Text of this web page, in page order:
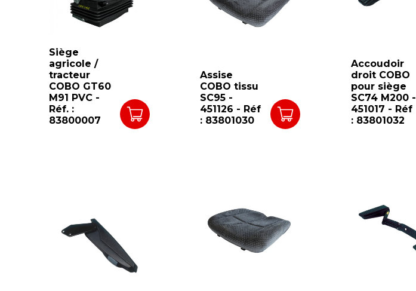
Siège
agricole /
tracteur
COBO GT60
M91 PVC -
Réf. :
83800007
Assise
COBO tissu
SC95 -
451126 - Réf
: 83801030
Accoudoir
droit COBO
pour siège
SC74 M200 -
451017 - Réf
: 83801032